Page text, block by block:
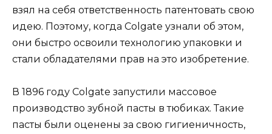
взял на себя ответственность патентовать свою
идею. Поэтому, когда Colgate узнали об этом,
они быстро освоили технологию упаковки и
стали обладателями прав на это изобретение.
В 1896 году Colgate запустили массовое
производство зубной пасты в тюбиках. Такие
пасты были оценены за свою гигиеничность,